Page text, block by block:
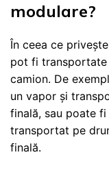
modulare?
În ceea ce
pot fi transportate
camion. De
un vapor și
finală, sau poate
transportat pe
finală.